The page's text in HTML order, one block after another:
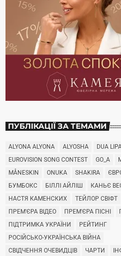
ПУБЛІКАЦІЇ ЗА ТЕМАМИ
ALYONA ALYONA ALYOSHA
DUA LIPA
EUROVISION SONG CONTEST
GO_A
MÅNESKIN
ONUKA SHAKIRA
БУМБОКС
БІЛЛІ АЙЛІШ
КАНЬЄ
НАСТЯ КАМЕНСКИХ
ТЕЙЛОР СВІФТ
ПРЕМ'ЄРА ВІДЕО
ПРЕМ'ЄРА ПІСНІ
ПІДТРИМКА УКРАЇНИ
РЕЙТИНГ
РОСІЙСЬКО-УКРАЇНСЬКА ВІЙНА
СВІДЧЕННЯ ОЧЕВИДЦІВ
ЧАРТИ